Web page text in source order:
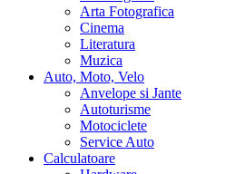
Arta Fotografica
Cinema
Literatura
Muzica
Auto, Moto, Velo
Anvelope si Jante
Autoturisme
Motociclete
Service Auto
Calculatoare